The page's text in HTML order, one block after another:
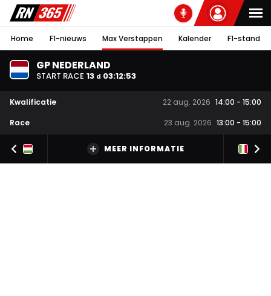
Home F1-nieuws Max Verstappen Kalender F1-stand
GP NEDERLAND
START RACE 13 d 03:12:52
Kwalificatie 22 aug. 2026 14:00 - 15:00
Race
23 aug. 2026 13:00 - 15:00
MEER INFORMATIE